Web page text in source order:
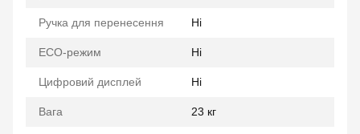
Ручка для перенесення Ні
ECO-режим Ні
Цифровий дисплей Ні
Вага 23 кг